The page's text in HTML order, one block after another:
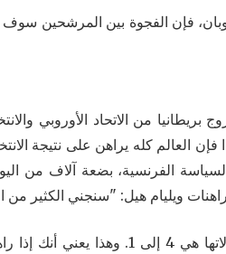
من الاتحاد الأوروبي
العالم كله يراهن على نتيجة
ويليام هيل: "سنجني الكثير من